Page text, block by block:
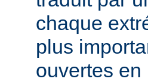
chaque
plus
ouvertes en